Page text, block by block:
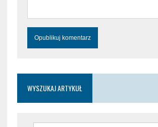
WYSZUKAJ ARTYKUŁ